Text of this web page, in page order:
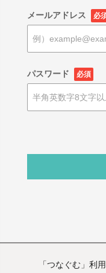
メールアドレス 必
パスワード 必須
「つなぐむ」利